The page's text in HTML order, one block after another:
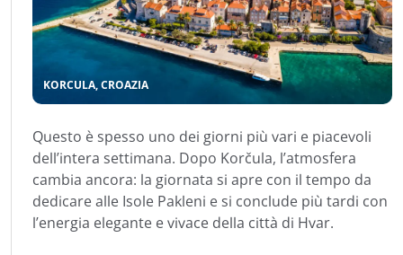
KORCULA, CROAZIA
Questo è spesso uno dei giorni più vari e piacevoli
dell’intera settimana. Dopo Korčula, l’atmosfera
cambia ancora: la giornata si apre con il tempo da
dedicare alle Isole Pakleni e si conclude più tardi con
l’energia elegante e vivace della città di Hvar.